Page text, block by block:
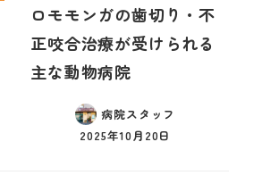
ロモモンガの歯切り・不
正咬合治療が受けられる
主な動物病院
病院スタッフ
2025年10月20日